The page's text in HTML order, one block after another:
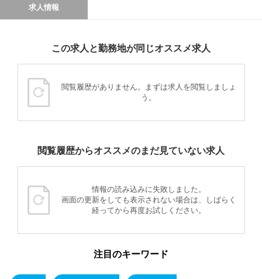
求人情報
この求人と勤務地が同じオススメ求人
閲覧履歴がありません。まずは求人を閲覧しましょ
う。
閲覧履歴からオススメのまだ見ていない求人
情報の読み込みに失敗しました。
画面の更新をしても表示されない場合は、しばらく
経ってから再度お試しください。
注目のキーワード